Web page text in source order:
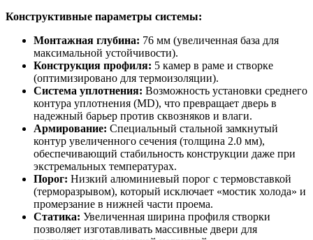
Конструктивные параметры системы:
Монтажная глубина: 76 мм (увеличенная база для
максимальной устойчивости).
Конструкция профиля: 5 камер в раме и створке
(оптимизировано для термоизоляции).
Система уплотнения: Возможность установки среднего
контура уплотнения (MD), что превращает дверь в
надежный барьер против сквозняков и влаги.
Армирование: Специальный стальной замкнутый
контур увеличенного сечения (толщина 2.0 мм),
обеспечивающий стабильность конструкции даже при
экстремальных температурах.
Порог: Низкий алюминиевый порог с термовставкой
(терморазрывом), который исключает «мостик холода» и
промерзание в нижней части проема.
Статика: Увеличенная ширина профиля створки
позволяет изготавливать массивные двери для